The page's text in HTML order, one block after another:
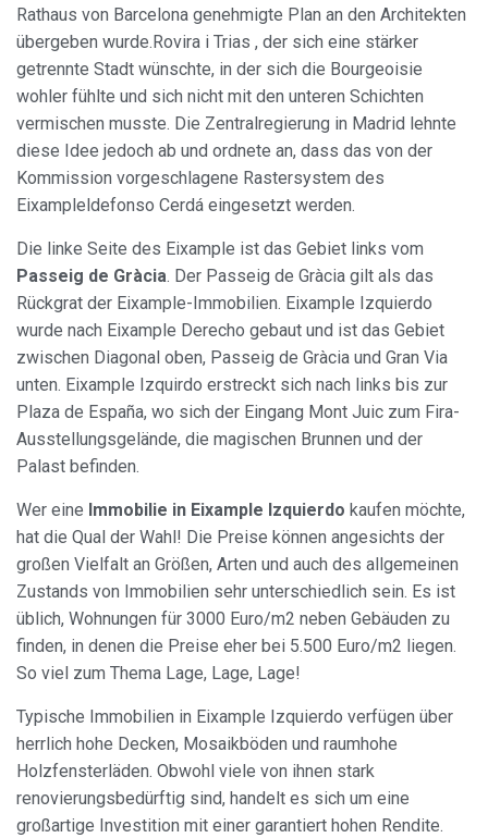
Rathaus von Barcelona genehmigte Plan an den Architekten
übergeben wurde.Rovira i Trias , der sich eine stärker
getrennte Stadt wünschte, in der sich die Bourgeoisie
wohler fühlte und sich nicht mit den unteren Schichten
vermischen musste. Die Zentralregierung in Madrid lehnte
diese Idee jedoch ab und ordnete an, dass das von der
Kommission vorgeschlagene Rastersystem des
Eixampleldefonso Cerdá eingesetzt werden.
Die linke Seite des Eixample ist das Gebiet links vom
Passeig de Gràcia. Der Passeig de Gràcia gilt als das
Rückgrat der Eixample-Immobilien. Eixample Izquierdo
wurde nach Eixample Derecho gebaut und ist das Gebiet
zwischen Diagonal oben, Passeig de Gràcia und Gran Via
unten. Eixample Izquirdo erstreckt sich nach links bis zur
Plaza de España, wo sich der Eingang Mont Juic zum Fira-
Ausstellungsgelände, die magischen Brunnen und der
Palast befinden.
Wer eine Immobilie in Eixample Izquierdo kaufen möchte,
hat die Qual der Wahl! Die Preise können angesichts der
großen Vielfalt an Größen, Arten und auch des allgemeinen
Zustands von Immobilien sehr unterschiedlich sein. Es ist
üblich, Wohnungen für 3000 Euro/m2 neben Gebäuden zu
finden, in denen die Preise eher bei 5.500 Euro/m2 liegen.
So viel zum Thema Lage, Lage, Lage!
Typische Immobilien in Eixample Izquierdo verfügen über
herrlich hohe Decken, Mosaikböden und raumhohe
Holzfensterläden. Obwohl viele von ihnen stark
renovierungsbedürftig sind, handelt es sich um eine
großartige Investition mit einer garantiert hohen Rendite.